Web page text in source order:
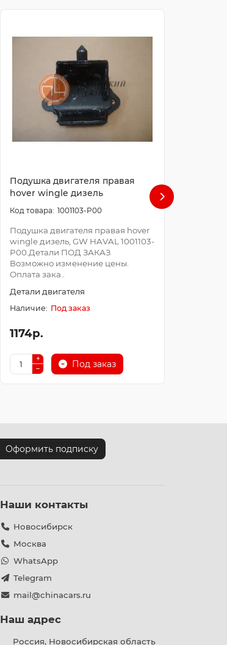
Подушка двигателя правая
hover wingle дизель
1001103-P00
Подушка двигателя правая hover
wingle дизель, GW HAVAL 1001103-
P00.Детали ПОД ЗАКАЗ
Возможно изменение цены.
Оплата зака..
Детали двигателя
Под заказ
1174р.
Под заказ
Оформить подписку
Наши контакты
Новосибирск
Москва
WhatsApp
Telegram
mail@chinacars.ru
Наш адрес
Россия, Новосибирская область